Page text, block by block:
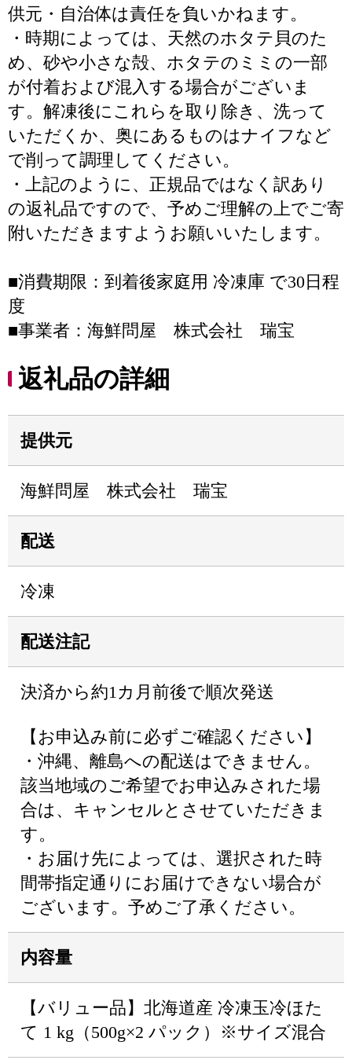
供元・自治体は責任を負いかねます。
・時期によっては、天然のホタテ貝のた
め、砂や小さな殻、ホタテのミミの一部
が付着および混入する場合がございま
す。解凍後にこれらを取り除き、洗って
いただくか、奥にあるものはナイフなど
で削って調理してください。
・上記のように、正規品ではなく訳あり
の返礼品ですので、予めご理解の上でご寄
附いただきますようお願いいたします。
■消費期限：到着後家庭用 冷凍庫 で30日程
度
■事業者：海鮮問屋 株式会社 瑞宝
返礼品の詳細
提供元
海鮮問屋 株式会社 瑞宝
配送
冷凍
配送注記
決済から約1カ月前後で順次発送
【お申込み前に必ずご確認ください】
・沖縄、離島への配送はできません。
該当地域のご希望でお申込みされた場
合は、キャンセルとさせていただきま
す。
・お届け先によっては、選択された時
間帯指定通りにお届けできない場合が
ございます。予めご了承ください。
内容量
【バリュー品】北海道産 冷凍玉冷ほた
て 1 kg（500g×2 パック）※サイズ混合